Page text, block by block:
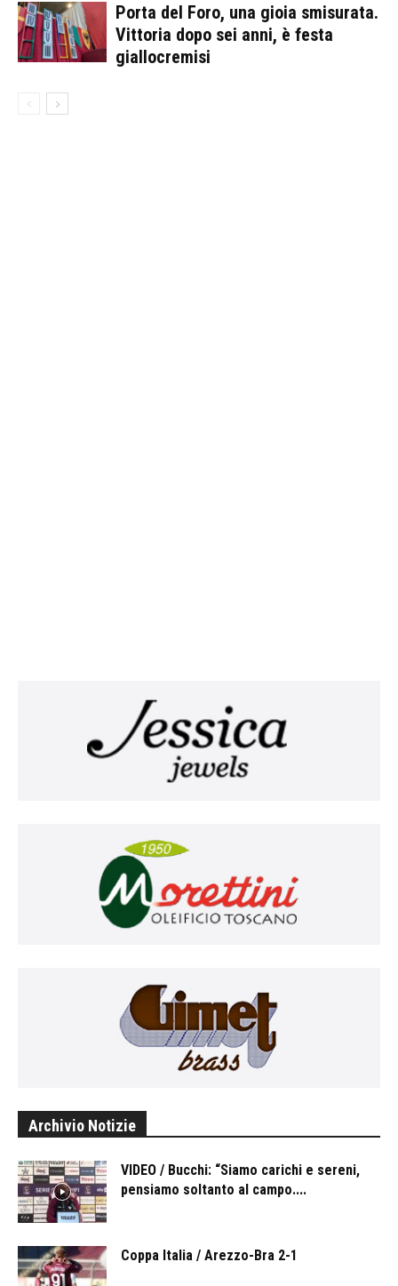
Porta del Foro, una gioia smisurata.
Vittoria dopo sei anni, è festa
giallocremisi
Archivio Notizie
VIDEO / Bucchi: “Siamo carichi e sereni,
pensiamo soltanto al campo....
Coppa Italia / Arezzo-Bra 2-1